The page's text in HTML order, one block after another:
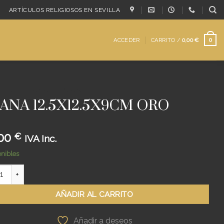
ARTÍCULOS RELIGIOSOS EN SEVILLA
ACCEDER CARRITO /0,00€ 0
12.5X12.5X9CM ORO
€ IVA Inc.
AÑADIR AL CARRITO
Añadir a deseos